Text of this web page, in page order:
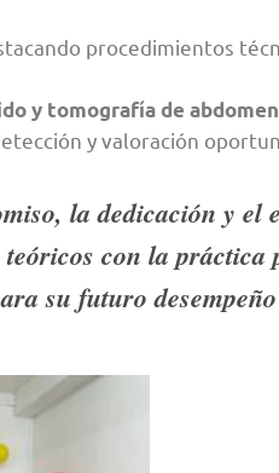
procedimientos
y tomografía de abdomen
y valoración
la dedicación y el
con la práctica
su futuro